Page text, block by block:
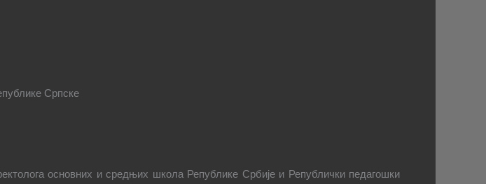
Српске
основних и средњих школа Републике Србије и Републички педагошки